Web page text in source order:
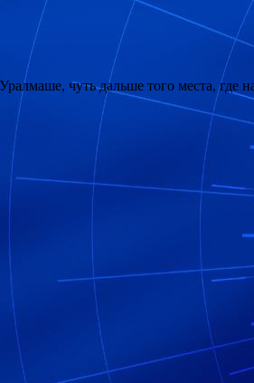
чуть дальше того места, где